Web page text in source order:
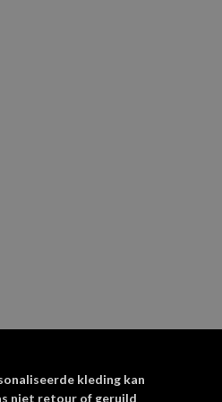
kleding kan
niet retour of geruild